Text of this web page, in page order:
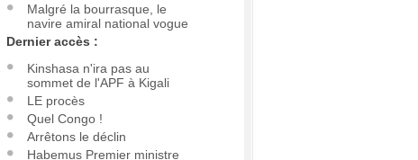
Malgré la bourrasque, le
navire amiral national vogue
Dernier accès :
Kinshasa n'ira pas au
sommet de l'APF à Kigali
LE procès
Quel Congo !
Arrêtons le déclin
Habemus Premier ministre